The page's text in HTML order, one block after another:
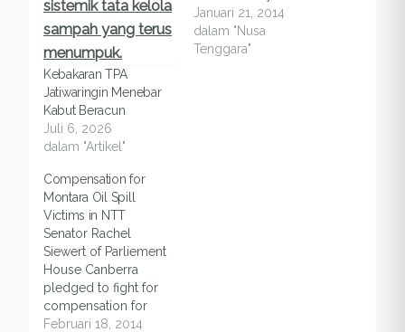
Kebakaran TPA
Jatiwaringin Menebar
Kabut Beracun
Juli 6, 2026
dalam "Artikel"
Kupang, the waters of
East Nusa Tenggara
are degraded due to
Januari 21, 2014
dalam "Nusa
Tenggara"
Compensation for
Montara Oil Spill
Victims in NTT
Senator Rachel
Siewert of Parliement
House Canberra
pledged to fight for
compensation for
fishermen in West
Februari 18, 2014